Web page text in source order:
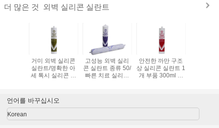
더 많은 것 외벽 실리콘 실란트
거미 외벽 실리콘
실란트/명확한 아
세 톡시 실리콘 실
고성능 외벽 실리
콘 실란트 종류 50/
빠른 치료 실리콘
안전한 까만 구조
상 실리콘 실란트 1
개 부품 300ml 고
언어를 바꾸십시오
Korean